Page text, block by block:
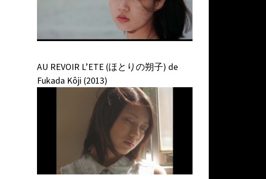
AU REVOIR L’ETE (ほとりの朔子) de
Fukada Kôji (2013)